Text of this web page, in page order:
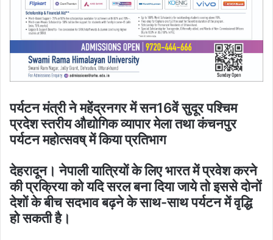
पर्यटन मंत्री ने महेंद्रनगर में सन16वें सुदूर पश्चिम
प्रदेश स्तरीय औद्योगिक व्यापार मेला तथा कंचनपुर
पर्यटन महोत्सवष् में किया प्रतिभाग
देहरादून। नेपाली यात्रियों के लिए भारत में प्रवेश करने
की प्रक्रिया को यदि सरल बना दिया जाये तो इससे दोनों
देशों के बीच सदभाव बढ़ने के साथ-साथ पर्यटन में वृद्धि
हो सकती है।